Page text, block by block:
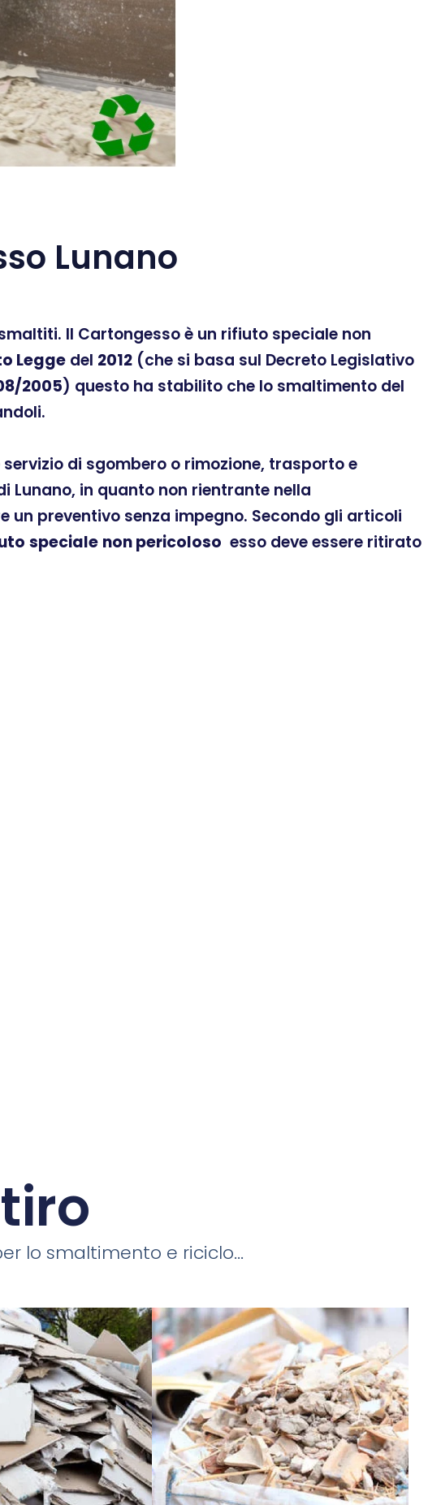
Lunano
Il Cartongesso è un rifiuto speciale non
Legge del 2012 (che si basa sul Decreto Legislativo
2005) questo ha stabilito che lo smaltimento del
di sgombero o rimozione, trasporto e
in quanto non rientrante nella
preventivo senza impegno. Secondo gli articoli
speciale non pericoloso esso deve essere ritirato
lo smaltimento e riciclo...